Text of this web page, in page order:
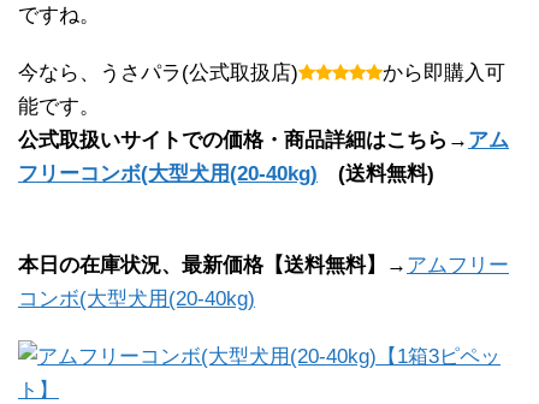
ですね。
今なら、うさパラ(公式取扱店)
から即購入可
能です。
公式取扱いサイトでの価格・商品詳細はこちら→ アム
フリーコンボ(大型犬用(20-40kg) (送料無料)
本日の在庫状況、最新価格【送料無料】→ アムフリー
コンボ(大型犬用(20-40kg)